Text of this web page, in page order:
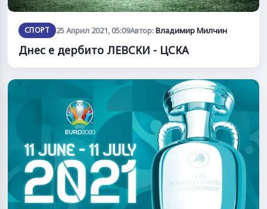
СПОРТ 25 Април 2021, 05:09Автор:Владимир Милчин
Днес е дербито ЛЕВСКИ - ЦСКА